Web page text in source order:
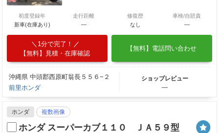
初度登録年
新車(在庫あり)
走行距離
―
修復歴
なし
車検/自賠責
―
1分で完了！
【無料】見積・在庫確認
【無料】電話問い合わせ
沖縄県 中頭郡西原町翁長５５６−２
前里ホンダ
ショップレビュー
―
ホンダ 複数画像
ホンダ スーパーカブ１１０ ＪＡ５９型